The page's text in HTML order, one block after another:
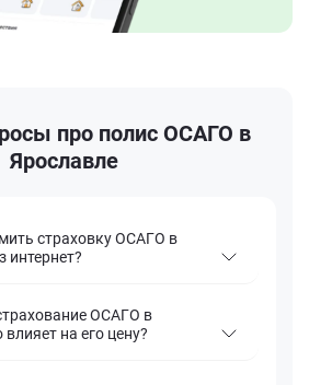
про полис ОСАГО в
Ярославле
страховку ОСАГО в
интернет?
ОСАГО в
на его цену?